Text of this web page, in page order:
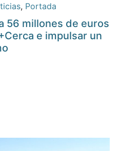
, Portada
56 millones de euros
e impulsar un